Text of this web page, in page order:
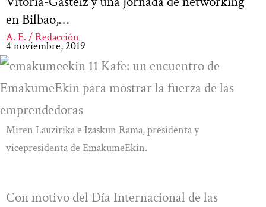
en Bilbao,…
A. E. / Redacción
4 noviembre, 2019
Miren Lauzirika e Izaskun Rama, presidenta y
vicepresidenta de EmakumeEkin.
Con motivo del Día Internacional de las